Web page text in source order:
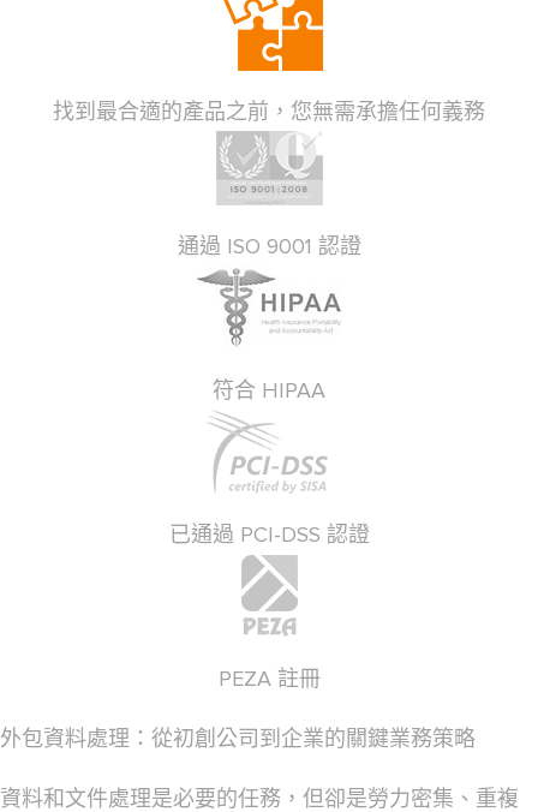
找到最合適的產品之前，您無需承擔任何義務
通過 ISO 9001 認證
符合 HIPAA
已通過 PCI-DSS 認證
PEZA 註冊
外包資料處理：從初創公司到企業的關鍵業務策略
資料和文件處理是必要的任務，但卻是勞力密集、重複